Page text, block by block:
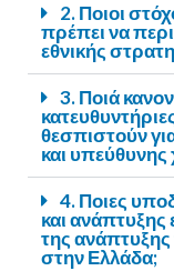
2. Ποιοι
πρέπει να
εθνικής
3. Ποιά
θεσπιστούν
και
4. Ποιες
και ανάπτυξης
της
στην Ελλάδα;